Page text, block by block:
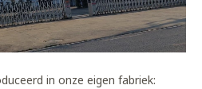
in onze eigen fabriek: